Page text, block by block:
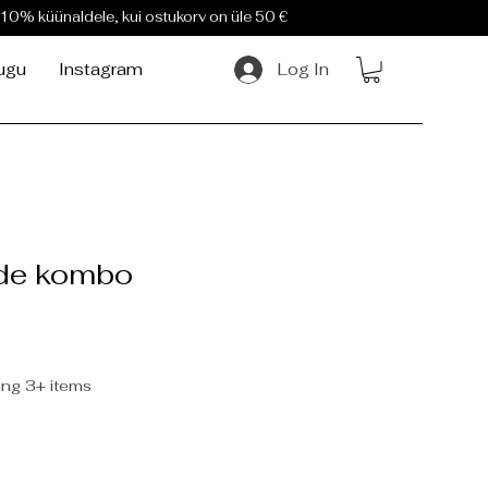
Instagram Log In
küünaldele, kui ostukorv on üle 50 €
kombo
3+ items